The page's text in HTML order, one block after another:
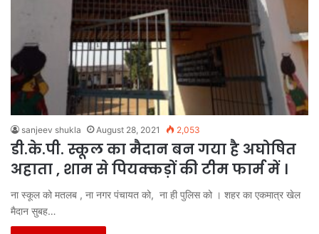
sanjeev shukla August 28, 2021 2,053
डी.के.पी. स्कूल का मैदान बन गया है अघोषित
अहाता , शाम से पियक्कड़ों की टीम फार्म में ।
ना स्कूल को मतलब , ना नगर पंचायत को, ना ही पुलिस को । शहर का एकमात्र खेल
मैदान सुबह…